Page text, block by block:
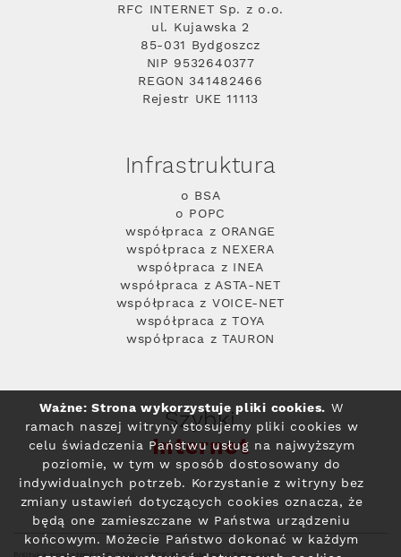
RFC INTERNET Sp. z o.o.
ul. Kujawska 2
85-031 Bydgoszcz
NIP 9532640377
REGON 341482466
Rejestr UKE 11113
Infrastruktura
o BSA
o POPC
współpraca z ORANGE
współpraca z NEXERA
współpraca z INEA
współpraca z ASTA-NET
współpraca z VOICE-NET
współpraca z TOYA
współpraca z TAURON
Szybki
Internet
Ważne: Strona wykorzystuje pliki cookies. W
ramach naszej witryny stosujemy pliki cookies w
celu świadczenia Państwu usług na najwyższym
poziomie, w tym w sposób dostosowany do
indywidualnych potrzeb. Korzystanie z witryny bez
zmiany ustawień dotyczących cookies oznacza, że
będą one zamieszczane w Państwa urządzeniu
końcowym. Możecie Państwo dokonać w każdym